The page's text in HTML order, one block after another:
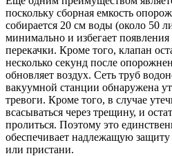
поскольку сборная емкость
собирается 20 см воды (около 50
минимально и избегает появления
перекачки. Кроме того, клапан
несколько секунд после
обновляет воздух. Сеть труб
вакуумной станции обнаружена
тревоги. Кроме того, в случае
всасываться через трещину, и
пролиться. Поэтому это
обеспечивает надлежащую
или пристани.